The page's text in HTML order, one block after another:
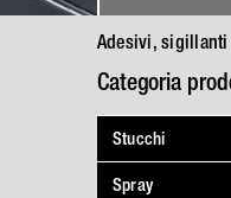
Adesivi,
Categoria
Stucchi
Spray